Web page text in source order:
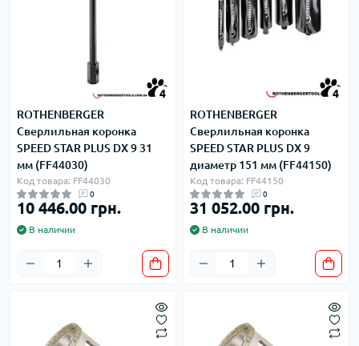
4
ROTHENBERGER
Сверлильная коронка
SPEED STAR PLUS DX 9 31
мм (FF44030)
Код товара: FF44030
0
10 446.00 грн.
В наличии
4
ROTHENBERGER
Сверлильная коронка
SPEED STAR PLUS DX 9
диаметр 151 мм (FF44150)
Код товара: FF44150
0
31 052.00 грн.
В наличии